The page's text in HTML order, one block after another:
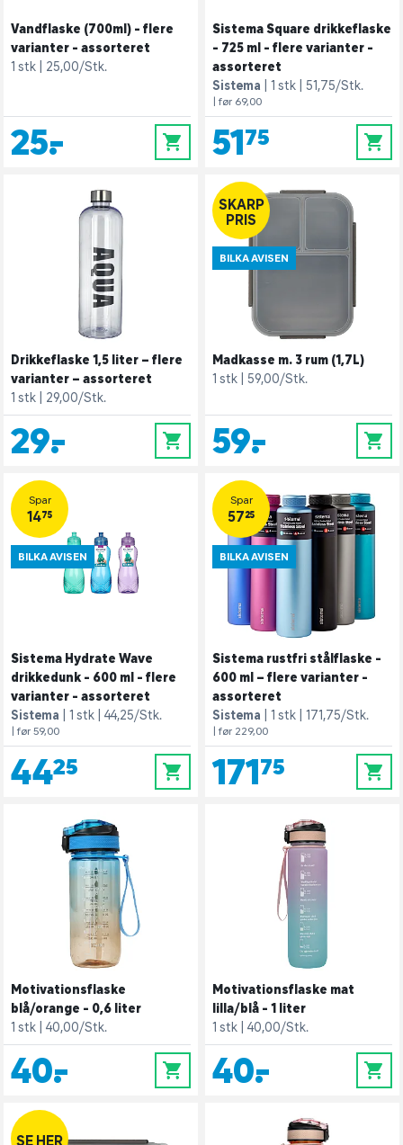
Vandflaske (700ml) - flere
varianter - assorteret
1 stk
25,00/Stk.
25,- 0
Sistema Square drikkeflaske
- 725 ml - flere varianter -
assorteret
Sistema
1 stk 51,75/Stk.
| før 69,00
51,75 0
Drikkeflaske 1,5 liter – flere
varianter – assorteret
1 stk
29,00/Stk.
29,- 0
SKARP
PRIS
BILKA AVISEN
Madkasse m. 3 rum (1,7L)
1 stk
59,00/Stk.
59,- 0
Spar
14,75
BILKA AVISEN
Sistema Hydrate Wave
drikkedunk - 600 ml - flere
varianter - assorteret
Sistema
1 stk 44,25/Stk.
| før 59,00
44,25 0
Spar
57,25
BILKA AVISEN
Sistema rustfri stålflaske -
600 ml – flere varianter -
assorteret
Sistema
1 stk 171,75/Stk.
| før 229,00
171,75 0
Motivationsflaske
blå/orange - 0,6 liter
1 stk
40,00/Stk.
40,- 0
Motivationsflaske mat
lilla/blå - 1 liter
1 stk
40,00/Stk.
40,- 0
SE HER